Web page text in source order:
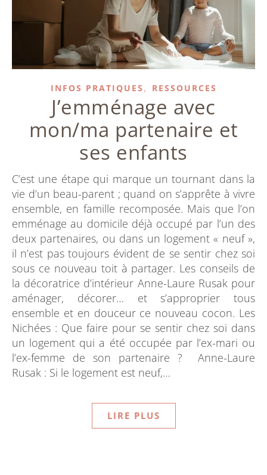
INFOS PRATIQUES , RESSOURCES
J’emménage avec
mon/ma partenaire et
ses enfants
C’est une étape qui marque un tournant dans la
vie d’un beau-parent ; quand on s’apprête à vivre
ensemble, en famille recomposée. Mais que l’on
emménage au domicile déjà occupé par l’un des
deux partenaires, ou dans un logement « neuf »,
il n’est pas toujours évident de se sentir chez soi
sous ce nouveau toit à partager. Les conseils de
la décoratrice d’intérieur Anne-Laure Rusak pour
aménager, décorer… et s’approprier tous
ensemble et en douceur ce nouveau cocon. Les
Nichées : Que faire pour se sentir chez soi dans
un logement qui a été occupée par l’ex-mari ou
l’ex-femme de son partenaire ? Anne-Laure
Rusak : Si le logement est neuf,…
LIRE PLUS